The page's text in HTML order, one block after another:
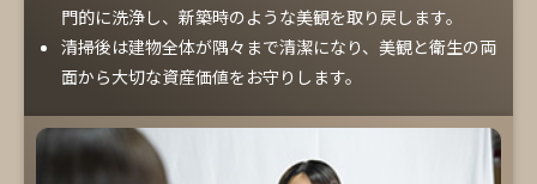
門的に洗浄し、新築時のような美観を取り戻します。
清掃後は建物全体が隅々まで清潔になり、美観と衛生の両
面から大切な資産価値をお守りします。